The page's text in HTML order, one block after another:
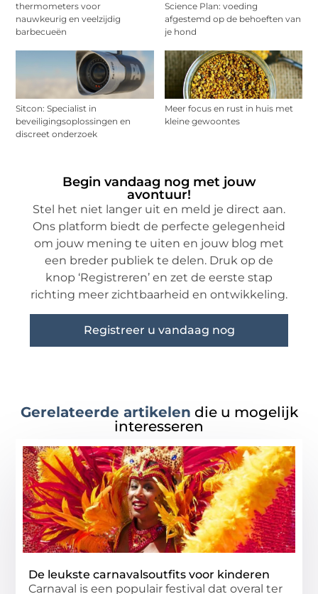
thermometers voor
nauwkeurig en veelzijdig
barbecueën
Science Plan: voeding
afgestemd op de behoeften van
je hond
Sitcon: Specialist in
beveiligingsoplossingen en
discreet onderzoek
Meer focus en rust in huis met
kleine gewoontes
Begin vandaag nog met jouw
avontuur!
Stel het niet langer uit en meld je direct aan.
Ons platform biedt de perfecte gelegenheid
om jouw mening te uiten en jouw blog met
een breder publiek te delen. Druk op de
knop ‘Registreren’ en zet de eerste stap
richting meer zichtbaarheid en ontwikkeling.
Registreer u vandaag nog
Gerelateerde artikelen die u mogelijk
interesseren
De leukste carnavalsoutfits voor kinderen
Carnaval is een populair festival dat overal ter